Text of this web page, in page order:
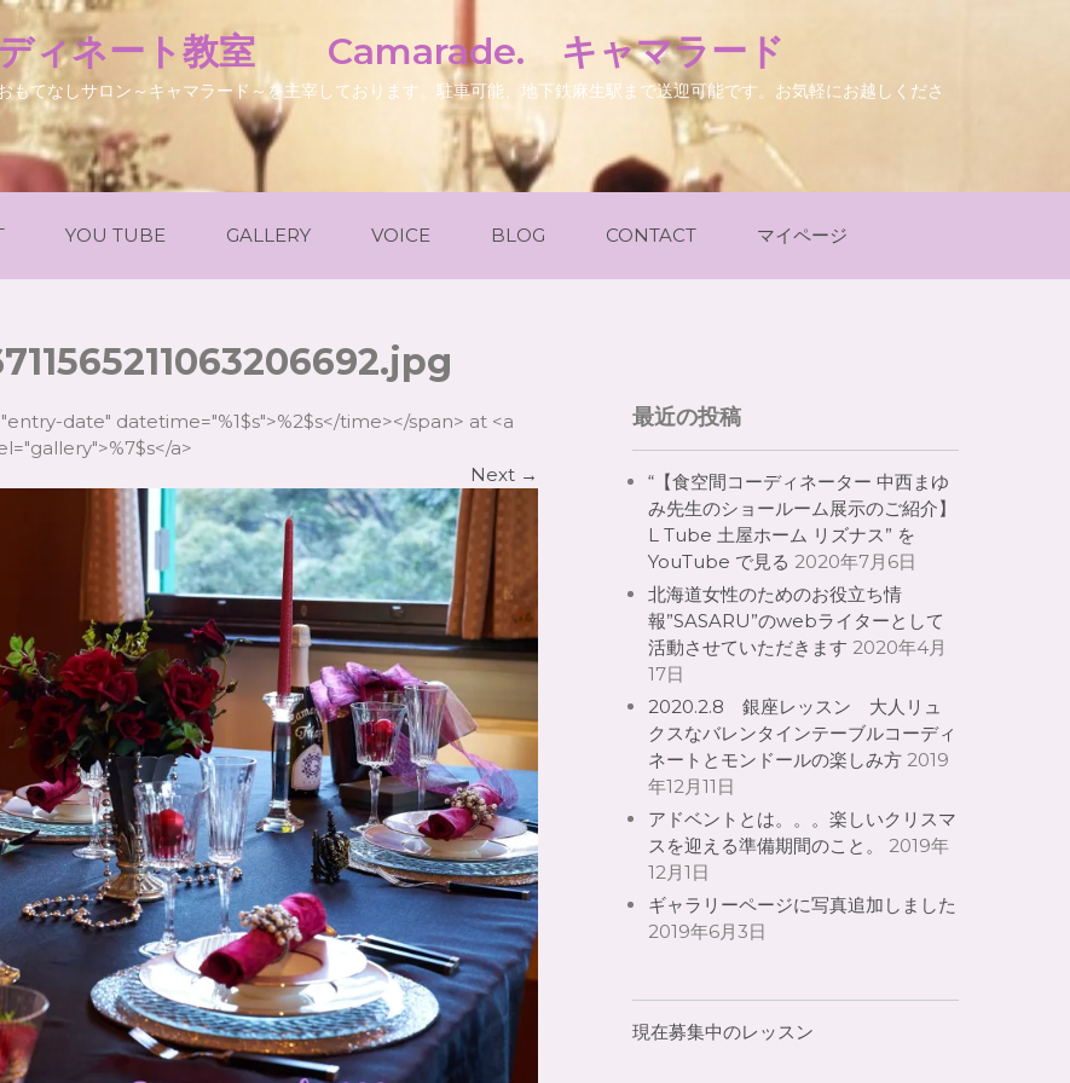
ディネート教室 Camarade. キャマラード
てなしサロン～キャマラード～を主宰しております。駐車可能、地下鉄麻生駅まで送迎可能です。お気軽にお越しくださ
YOU TUBE GALLERY VOICE BLOG CONTACT マイページ
date" datetime="%1$s">%2$s</time></span> at <a
a>
Next →
最近の投稿
“【食空間コーディネーター 中西まゆ
み先生のショールーム展示のご紹介】
L Tube 土屋ホーム リズナス” を
YouTube で見る 2020年7月6日
北海道女性のためのお役立ち情
報”SASARU”のwebライターとして
活動させていただきます 2020年4月
17日
2020.2.8 銀座レッスン 大人リュ
クスなバレンタインテーブルコーディ
ネートとモンドールの楽しみ方 2019
年12月11日
アドベントとは。。。楽しいクリスマ
スを迎える準備期間のこと。
2019年
12月1日
ギャラリーページに写真追加しました
2019年6月3日
現在募集中のレッスン